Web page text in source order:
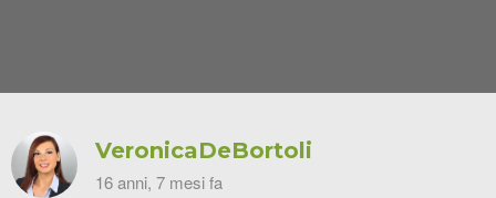
VeronicaDeBortoli
16 anni, 7 mesi fa